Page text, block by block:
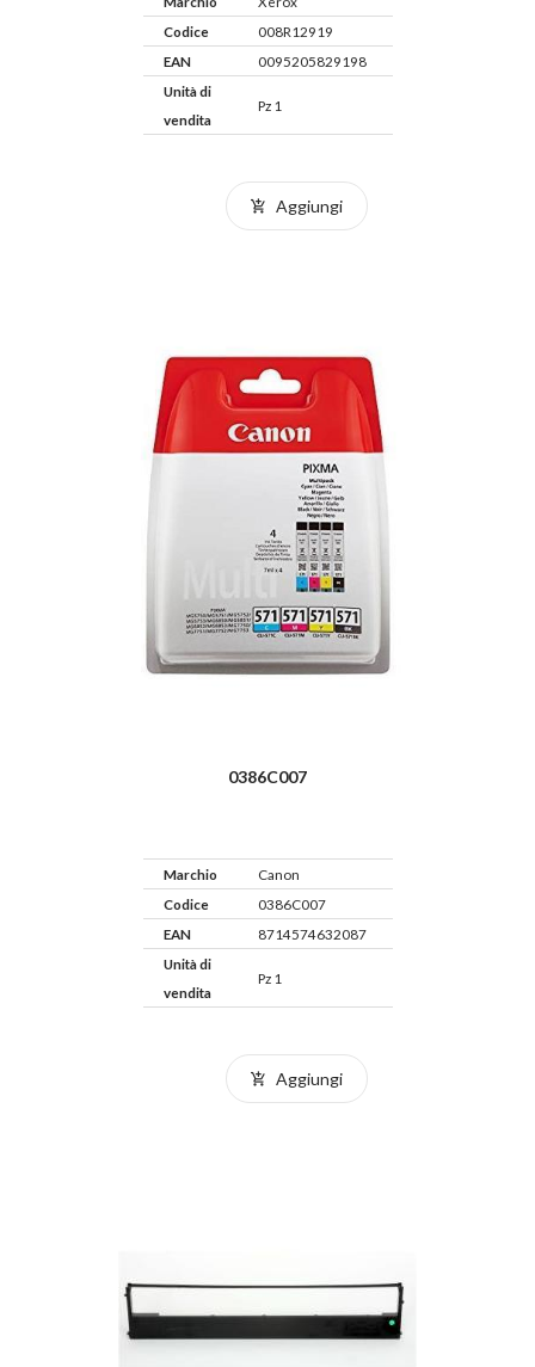
Codice
008R12919
EAN
0095205829198
Unità di
vendita
Pz 1
Aggiungi
0386C007
Marchio
Canon
Codice
0386C007
EAN
8714574632087
Unità di
vendita
Pz 1
Aggiungi